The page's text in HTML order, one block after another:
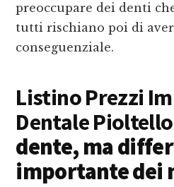
preoccupare dei denti
tutti rischiano poi di
conseguenziale.
Listino Prezzi
Dentale Pioltello
dente, ma
importante dei